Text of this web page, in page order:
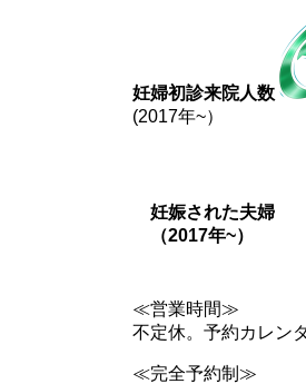
妊婦初診来院人数
(2017年~）
妊娠された夫婦
（2017年~）
≪営業時間≫
不定休。予約カレン
≪完全予約制≫